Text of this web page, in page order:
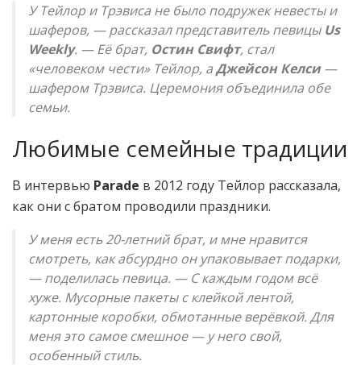
У Тейлор и Трэвиса не было подружек невесты и
шаферов, — рассказал представитель певицы Us
Weekly. — Её брат, Остин Свифт, стал
«человеком чести» Тейлор, аДжейсон Келси—
шафером Трэвиса. Церемония объединила обе
семьи.
Любимые семейные традиции
В интервью Parade в 2012 году Тейлор рассказала,
как они с братом проводили праздники.
У меня есть 20-летний брат, и мне нравится
смотреть, как абсурдно он упаковывает подарки,
— поделилась певица. — С каждым годом всё
хуже. Мусорные пакеты с клейкой лентой,
картонные коробки, обмотанные верёвкой. Для
меня это самое смешное — у него свой,
особенный стиль.